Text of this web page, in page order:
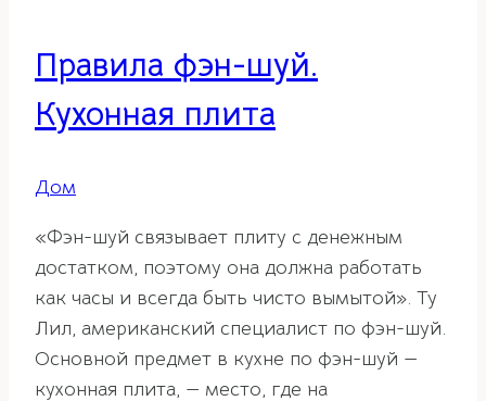
Правила фэн-шуй.
Кухонная плита
Дом
«Фэн-шуй связывает плиту с денежным
достатком, поэтому она должна работать
как часы и всегда быть чисто вымытой». Ту
Лил, американский специалист по фэн-шуй.
Основной предмет в кухне по фэн-шуй —
кухонная плита, — место, где на